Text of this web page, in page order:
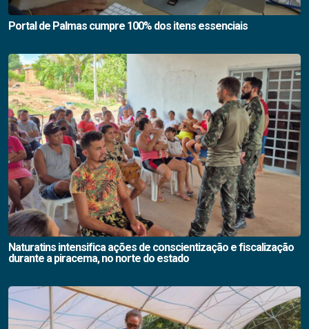
Portal de Palmas cumpre 100% dos itens essenciais
Naturatins intensifica ações de conscientização e fiscalização
durante a piracema, no norte do estado